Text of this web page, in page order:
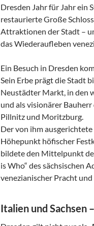
Dresden Jahr für Jahr ein
restaurierte Große
Attraktionen der Stadt –
das Wiederaufleben
Ein Besuch in Dresden
Sein Erbe prägt die Stadt
Neustädter Markt, in den
und als visionärer
Pillnitz und Moritzburg.
Der von ihm
Höhepunkt höfischer
bildete den Mittelpunkt
is Who“ des sächsischen
venezianischer Pracht und
Italien und Sachsen